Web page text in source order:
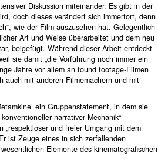
Diskussion miteinander. Es gibt in der
doch dieses verändert sich immerfort, denn
wie der Film auszusehen hat. Gelegentlich
Art und Weise überarbeitet und dem neu
beigefügt. Während dieser Arbeit entdeckt
sie damit „die Vorführung noch immer ein
Jahre vor allem an found footage-Filmen
auch mit anderen Filmemachern und mit
ein Gruppenstatement, in dem sie
narrativer Mechanik“
und freier Umgang mit dem
ist Zeuge eines in sich zerfallenden
Elemente des kinematografischen